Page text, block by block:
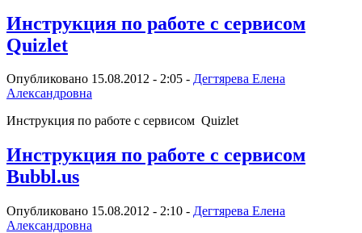
Инструкция по работе с сервисом
Quizlet
Опубликовано 15.08.2012 - 2:05 - Дегтярева Елена
Александровна
Инструкция по работе с сервисом Quizlet
Инструкция по работе с сервисом
Bubbl.us
Опубликовано 15.08.2012 - 2:10 - Дегтярева Елена
Александровна